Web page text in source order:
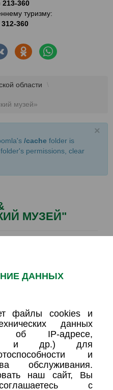
213-360
туризму:
360
области
\
музей»
×
/cache folder is
permissions, clear
МУЗЕЙ"
старейшее село в
– это история развития
и быта первых
Ивановку любят за ее
Во время тура ребята
ДАННЫХ
файлы cookies и
данных
об IP-адресе,
и др.) для
и
обслуживания.
наш сайт, Вы
с